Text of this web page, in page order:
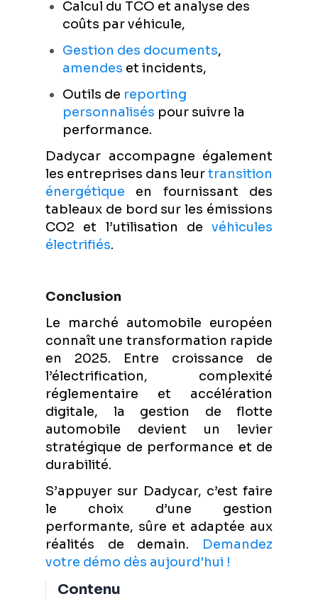
Contenu
Calcul du TCO et analyse des
coûts par véhicule,
Gestion des documents,
amendes et incidents,
Outils de reporting
personnalisés pour suivre la
performance.
Dadycar accompagne également
les entreprises dans leurtransition
énergétique en fournissant des
tableaux de bord sur les émissions
CO2 et l’utilisation de véhicules
électrifiés.
Conclusion
Le marché automobile européen
connaît une transformation rapide
en 2025. Entre croissance de
l’électrification, complexité
réglementaire et accélération
digitale, la gestion de flotte
automobile devient un levier
stratégique de performance et de
durabilité.
S’appuyer sur Dadycar, c’est faire
le choix d’une gestion
performante, sûre et adaptée aux
réalités de demain. Demandez
votre démo dès aujourd'hui !